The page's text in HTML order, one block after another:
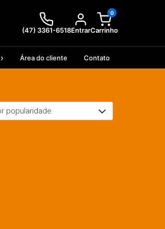
(47) 3361-6518Entrar
0
Carrinho
Área do cliente Contato